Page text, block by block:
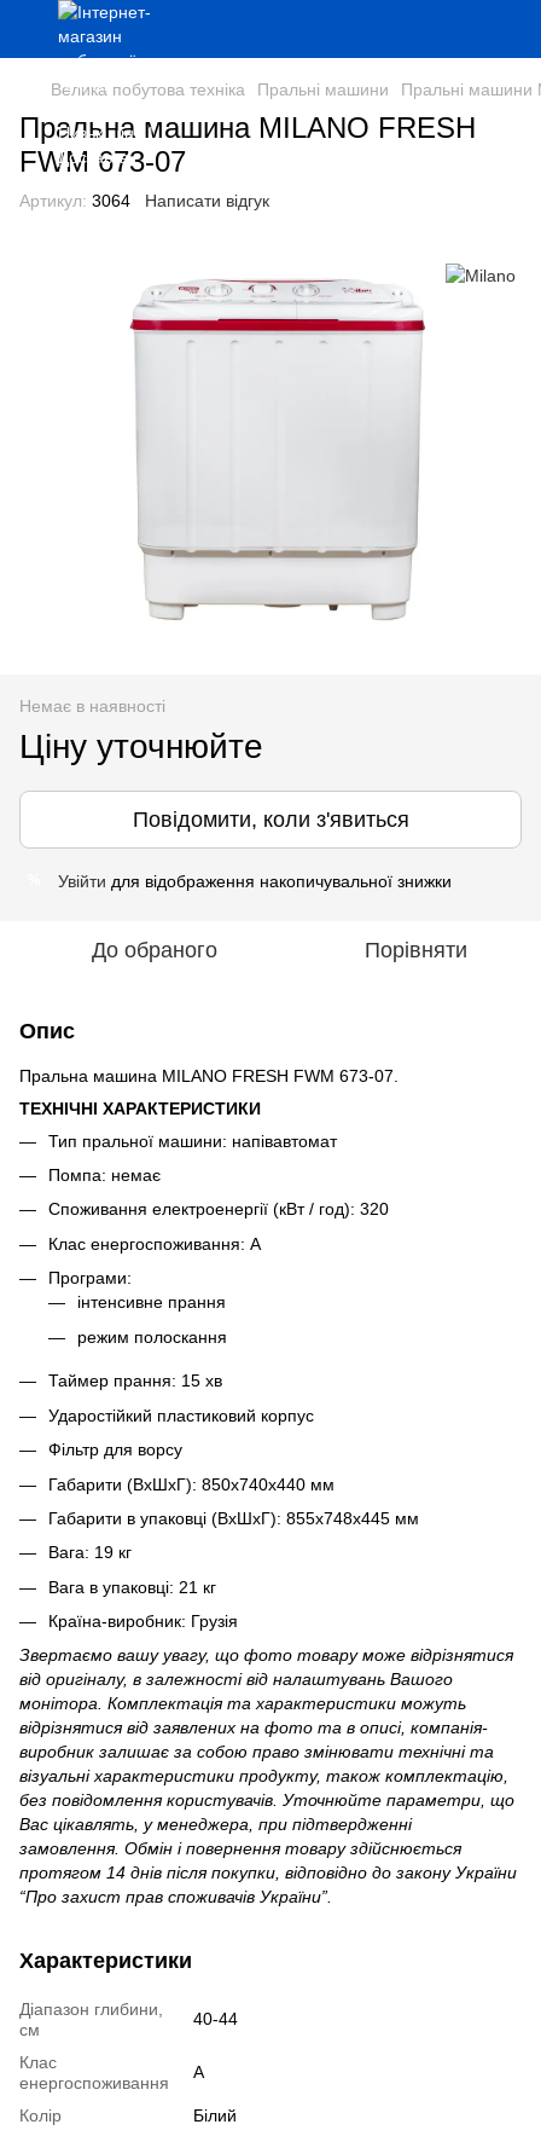
Велика побутова техніка Пральні машини Пральні машини
Пральна машина MILANO FRESH
FWM 673-07
Артикул: 3064 Написати відгук
Немає в наявності
Ціну уточнюйте
Повідомити, коли з'явиться
Увійти для відображення накопичувальної знижки
До обраного Порівняти
Опис
Пральна машина MILANO FRESH FWM 673-07.
ТЕХНІЧНІ ХАРАКТЕРИСТИКИ
Тип пральної машини: напівавтомат
Помпа: немає
Споживання електроенергії (кВт / год): 320
Клас енергоспоживання: А
Програми:
інтенсивне прання
режим полоскання
Таймер прання: 15 хв
Ударостійкий пластиковий корпус
Фільтр для ворсу
Габарити (ВхШхГ): 850х740х440 мм
Габарити в упаковці (ВхШхГ): 855х748х445 мм
Вага: 19 кг
Вага в упаковці: 21 кг
Країна-виробник: Грузія
Звертаємо вашу увагу, що фото товару може відрізнятися
від оригіналу, в залежності від налаштувань Вашого
монітора. Комплектація та характеристики можуть
відрізнятися від заявлених на фото та в описі, компанія-
виробник залишає за собою право змінювати технічні та
візуальні характеристики продукту, також комплектацію,
без повідомлення користувачів. Уточнюйте параметри, що
Вас цікавлять, у менеджера, при підтвердженні
замовлення. Обмін і повернення товару здійснюється
протягом 14 днів після покупки, відповідно до закону України
“Про захист прав споживачів України”.
Характеристики
Діапазон глибини,
см
40-44
Клас
енергоспоживання
A
Колір
Білий